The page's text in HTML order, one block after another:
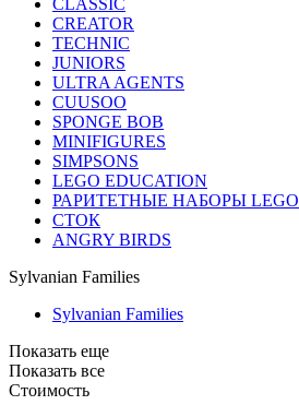
CLASSIC
CREATOR
TECHNIC
JUNIORS
ULTRA AGENTS
CUUSOO
SPONGE BOB
MINIFIGURES
SIMPSONS
LEGO EDUCATION
РАРИТЕТНЫЕ НАБОРЫ LEGO
СТОК
ANGRY BIRDS
Sylvanian Families
Sylvanian Families
Показать еще
Показать все
Стоимость